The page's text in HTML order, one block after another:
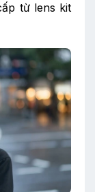
từ lens kit